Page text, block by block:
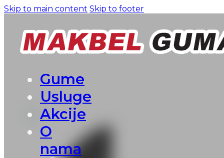
Skip to main content Skip to footer
Gume
Usluge
Akcije
O
nama